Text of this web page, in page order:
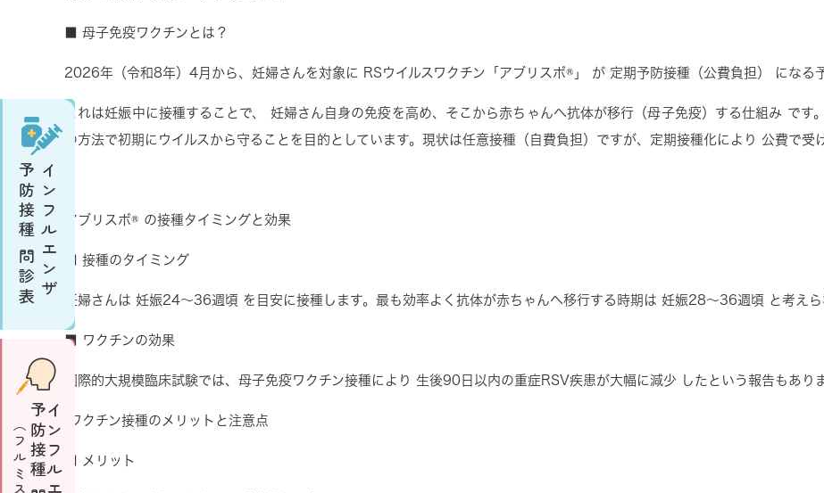
インフルエンザ
予防接種 問診表
母子免疫ワクチンとは？
2026年（令和8年） 4月から、妊婦さんを対象に RSウイルスワクチン「アブリスボ® 」 が 定期予防接種（公費負担） になる
これは妊娠中に接種することで、 妊婦さん自身の免疫を高め、そこから赤ちゃんへ抗体が移行（母子免疫）する仕組み です
の方法で初期にウイルスから守ることを目的としています。現状は任意接種（自費負担）ですが、定期接種化により 公費で受
アブリスボ® の接種タイミングと効果
接種のタイミング
妊婦さんは 妊娠24〜36週頃 を目安に接種します。最も効率よく抗体が赤ちゃんへ移行する時期は 妊娠28〜36週頃 と考えら
■ ワクチンの効果
国際的大規模臨床試験では、母子免疫ワクチン接種により 生後90 日以内の重症 RSV疾患が大幅に減少 したという報告もあり
ワクチン接種のメリットと注意点
メリット